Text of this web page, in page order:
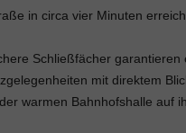
in circa vier Minuten
Schließfächer
mit direktem
warmen Bahnhofshalle auf